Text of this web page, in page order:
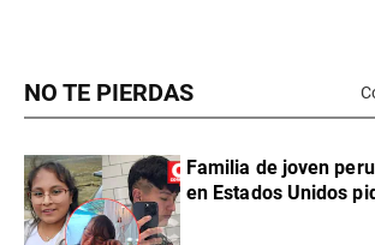
NO TE PIERDAS
Familia de joven
en Estados Unidos